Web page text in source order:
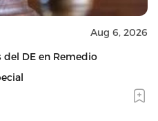
Aug 6, 2026
DE en Remedio